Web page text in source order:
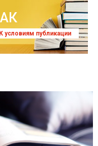
К условиям публикации